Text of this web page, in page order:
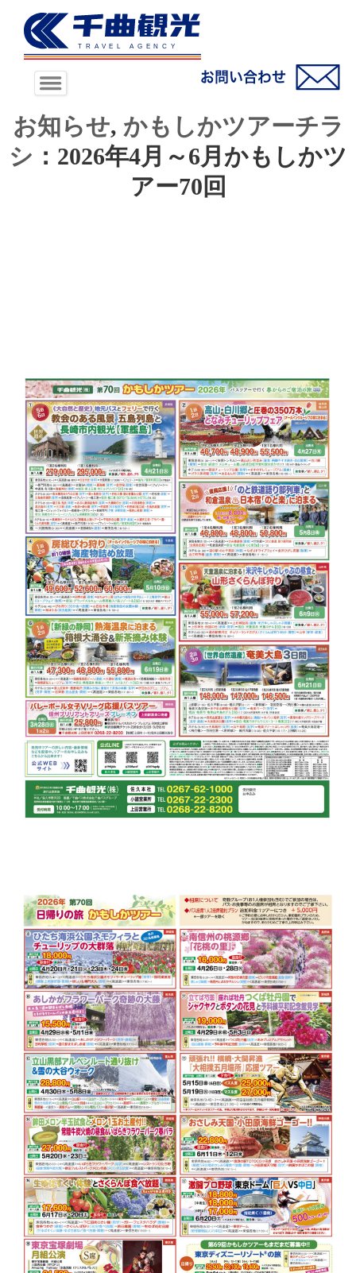
お知らせ, かもしかツアーチラ
シ ：2026年4月～6月かもしかツ
アー70回